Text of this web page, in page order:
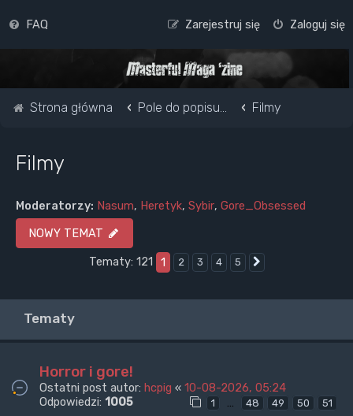
FAQ Zaloguj się
Zarejestruj się
Strona główna Pole do popisu... Filmy
Filmy
Moderatorzy: Nasum, Heretyk, Sybir, Gore_Obsessed
NOWY TEMAT
Tematy: 121
1 2 3 4 5
Tematy
Horror i gore!
Ostatni post autor: hcpig « 10-08-2026, 05:24
Odpowiedzi: 1005 1 … 48 49 50 51